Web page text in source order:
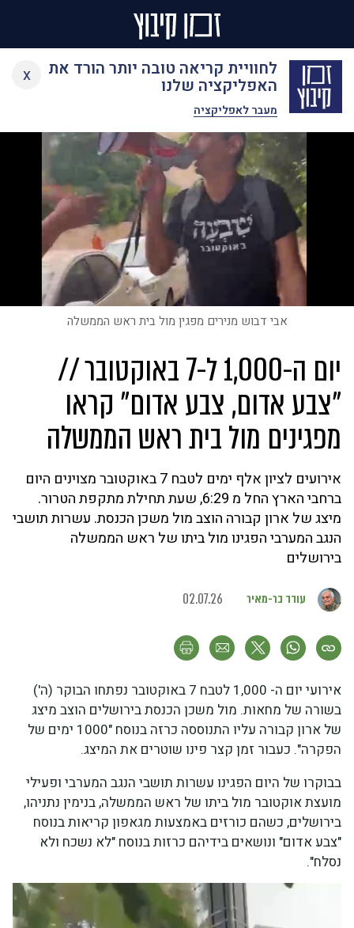
לחוויית קריאה טובה יותר הורד את
האפליקציה שלנו
מעבר לאפליקציה
x
Skip
content
אבי דבוש מנירים מפגין מול בית ראש הממשלה
יום ה-1,000 ל-7 באוקטובר //
"צבע אדום, צבע אדום" קראו
מפגינים מול בית ראש הממשלה
אירועים לציון אלף ימים לטבח 7 באוקטובר מצוינים היום
ברחבי הארץ החל מ 6:29, שעת תחילת מתקפת הטרור.
מיצג של ארון קבורה הוצב מול משכן הכנסת. עשרות תושבי
הנגב המערבי הפגינו מול ביתו של ראש הממשלה
בירושלים
עודד בר-מאיר 02.07.26
אירועי יום ה- 1,000 לטבח 7 באוקטובר נפתחו הבוקר (ה')
בשורה של מחאות. מול משכן הכנסת בירושלים הוצב מיצג
של ארון קבורה עליו התנוססה כרזה בנוסח "1000 ימים של
הפקרה". כעבור זמן קצר פינו שוטרים את המיצג.
בבוקרו של היום הפגינו עשרות תושבי הנגב המערבי ופעילי
מועצת אוקטובר מול ביתו של ראש הממשלה, בנימין נתניהו,
בירושלים, כשהם כורזים באמצעות מגאפון קריאות בנוסח
"צבע אדום" ונושאים בידיהם כרזות בנוסח "לא נשכח ולא
נסלח".